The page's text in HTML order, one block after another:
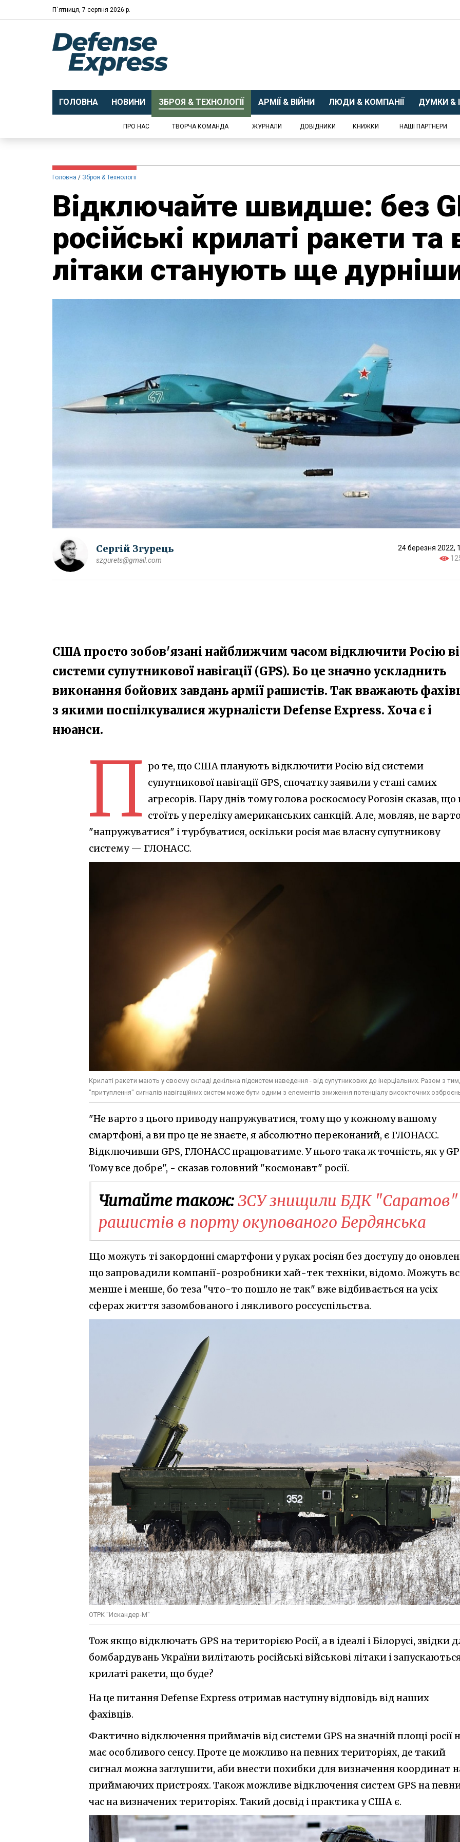
П`ятниця, 7 серпня 2026 р.
ГОЛОВНА НОВИНИ ЗБРОЯ & ТЕХНОЛОГІЇ АРМІЇ & ВІЙНИ ЛЮДИ & КОМПАНІЇ ДУМКИ &
ПРО НАС ТВОРЧА КОМАНДА ЖУРНАЛИ ДОВІДНИКИ КНИЖКИ НАШІ ПАРТНЕРИ
Головна Зброя & Технології
Відключайте швидше: без
російські крилаті ракети та
літаки станують ще
Сергій Згурець
szgurets@gmail.com
24 березня 2022,
США просто зобов'язані найближчим часом відключити Росію
системи супутникової навігації (GPS). Бо це значно ускладнить
виконання бойових завдань армії рашистів. Так вважають
з якими поспілкувалися журналісти Defense Express. Хоча є і
нюанси.
П ро те, що США планують відключити Росію від системи
супутникової навігації GPS, спочатку заявили у стані самих
агресорів. Пару днів тому голова роскосмосу Рогозін сказав, що
стоїть у переліку американських санкцій. Але, мовляв, не
"напружуватися" і турбуватися, оскільки росія має власну супутникову
систему — ГЛОНАСС.
Крилаті ракети мають у своєму складі декілька підсистем наведення - від супутникових до інерціальних. Разом з тим,
"притуплення" сигналів навігаційних систем може бути одним з елементів зниження потенціалу високточних
"Не варто з цього приводу напружуватися, тому що у кожному вашому
смартфоні, а ви про це не знаєте, я абсолютно переконаний, є ГЛОНАСС.
Відключивши GPS, ГЛОНАСС працюватиме. У нього така ж точність, як у
Тому все добре", - сказав головний "космонавт" росії.
Читайте також:ЗСУ знищили БДК "Саратов"
рашистів в порту окупованого Бердянська
Що можуть ті закордонні смартфони у руках росіян без доступу до
що запровадили компанії-розробники хай-тек техніки, відомо. Можуть
менше і менше, бо теза "что-то пошло не так" вже відбивається на усіх
сферах життя зазомбованого і лякливого россуспільства.
ОТРК "Искандер-М"
Тож якщо відключать GPS на територією Росії, а в ідеалі і Білорусі, звідки
бомбардувань України вилітають російські військові літаки і
крилаті ракети, що буде?
На це питання Defense Express отримав наступну відповідь від наших
фахівців.
Фактично відключення приймачів від системи GPS на значній площі росії
має особливого сенсу. Проте це можливо на певних територіях, де такий
сигнал можна заглушити, аби внести похибки для визначення координат
приймаючих пристроях. Також можливе відключення систем GPS на
час на визначених територіях. Такий досвід і практика у США є.